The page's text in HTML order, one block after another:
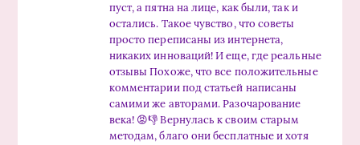
пуст, а пятна на лице, как были, так и
остались. Такое чувство, что советы
просто переписаны из интернета,
никаких инноваций! И еще, где реальные
отзывы Похоже, что все положительные
комментарии под статьей написаны
самими же авторами. Разочарование
века! 😡👎 Вернулась к своим старым
методам, благо они бесплатные и хотя